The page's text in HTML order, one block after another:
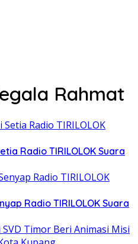
Rahmat
Radio TIRILOLOK Suara
Radio TIRILOLOK Suara